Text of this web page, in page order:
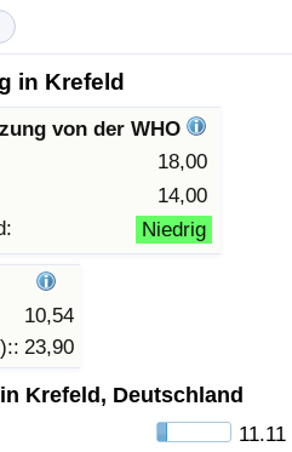
in Krefeld
von der WHO
18,00
14,00
Niedrig
10,54
23,90
Krefeld, Deutschland
11.11
(aktuell)
nach Land
Land
Land